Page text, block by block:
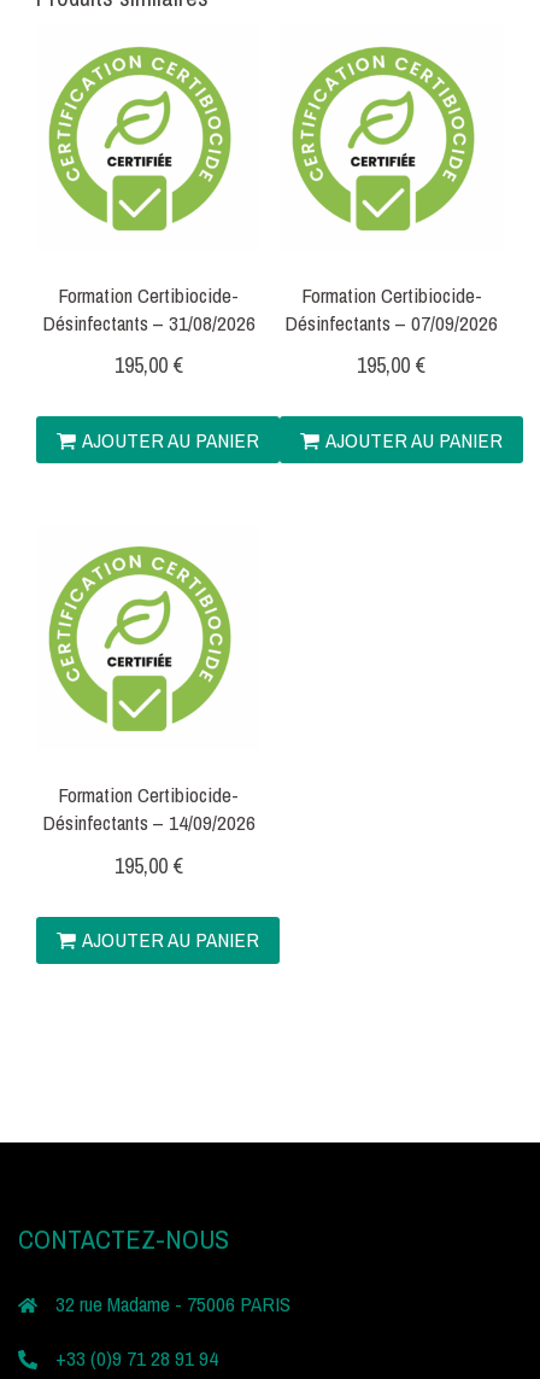
Formation Certibiocide-
Désinfectants – 31/08/2026
195,00 €
AJOUTER AU PANIER
Formation Certibiocide-
Désinfectants – 07/09/2026
195,00 €
AJOUTER AU PANIER
Formation Certibiocide-
Désinfectants – 14/09/2026
195,00 €
AJOUTER AU PANIER
CONTACTEZ-NOUS
32 rue Madame - 75006 PARIS
+33 (0)9 71 28 91 94